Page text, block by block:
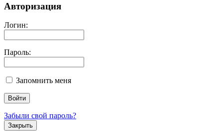
Авторизация
Логин:
Пароль:
Запомнить меня
Забыли свой пароль?
Закрыть